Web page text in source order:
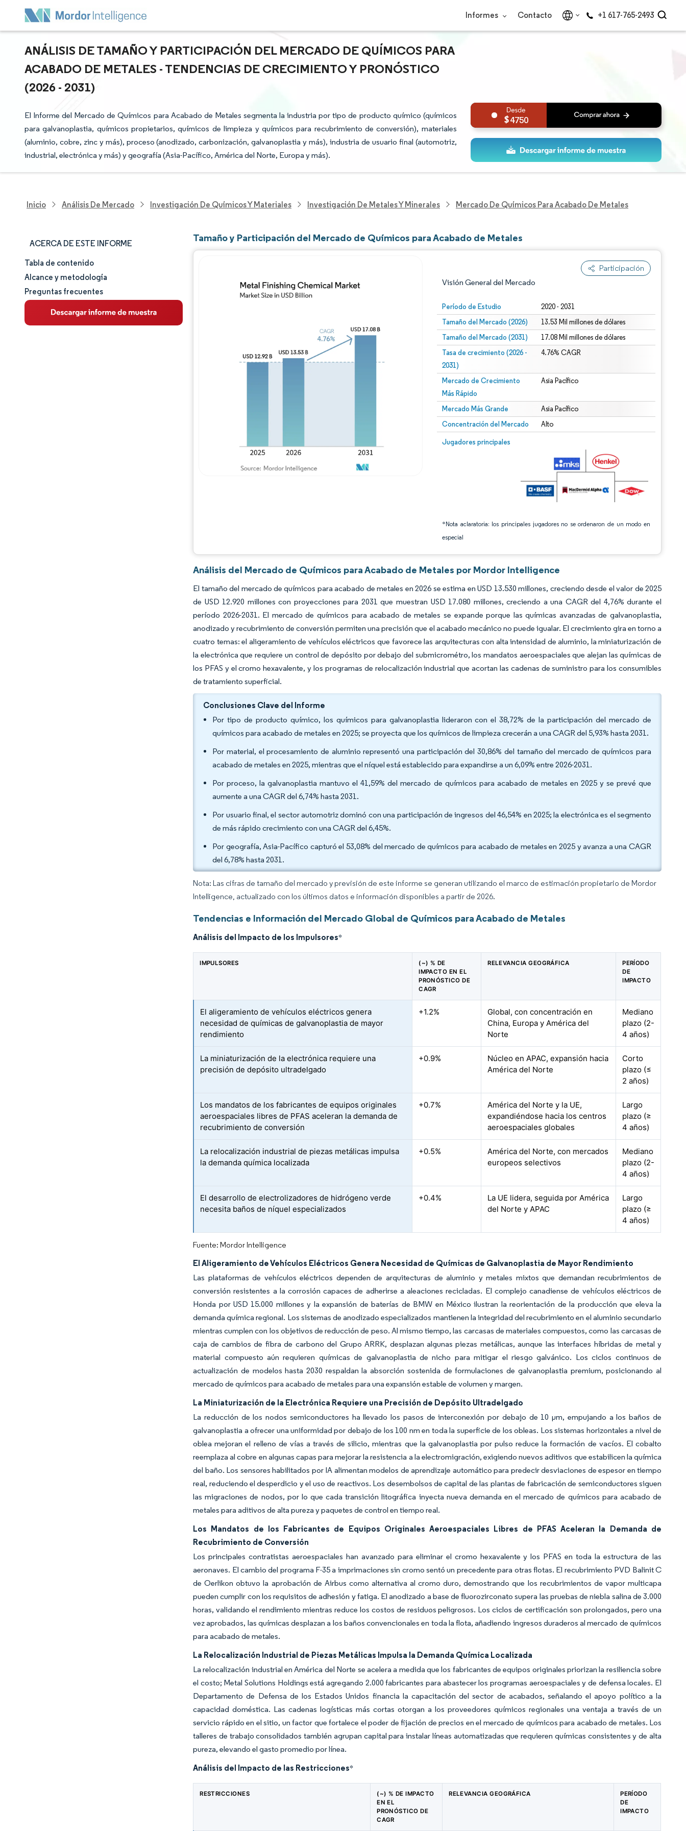
Informes Contacto +1 617-765-2493
ANÁLISIS DE TAMAÑO Y PARTICIPACIÓN DEL MERCADO DE QUÍMICOS PARA
ACABADO DE METALES - TENDENCIAS DE CRECIMIENTO Y PRONÓSTICO
(2026 - 2031)
El Informe del Mercado de Químicos para Acabado de Metales segmenta la industria por tipo de producto químico (químicos
para galvanoplastia, químicos propietarios, químicos de limpieza y químicos para recubrimiento de conversión), materiales
(aluminio, cobre, zinc y más), proceso (anodizado, carbonización, galvanoplastia y más), industria de usuario final (automotriz,
industrial, electrónica y más) y geografía (Asia-Pacífico, América del Norte, Europa y más).
4750
Inicio Análisis De Mercado Investigación De Químicos Y Materiales Investigación De Metales Y Minerales Mercado De Químicos Para Acabado De Metales
ACERCA DE ESTE INFORME
Tamaño y cuota de mercado
Análisis de mercado
Tendencias e ideas
Tabla de contenido
Alcance y metodología
Preguntas frecuentes
Tamaño y Participación del Mercado de Químicos para Acabado de Metales
Participación
Visión General del Mercado
Período de Estudio 2020 - 2031
Tamaño del Mercado (2026) 13.53 Mil millones de dólares
Tamaño del Mercado (2031) 17.08 Mil millones de dólares
Tasa de crecimiento (2026 -
2031)
4.76% CAGR
Mercado de Crecimiento
Más Rápido
Asia Pacífico
Mercado Más Grande Asia Pacífico
Concentración del Mercado Alto
Jugadores principales
*Nota aclaratoria: los principales jugadores no se ordenaron de un modo en
especial
Imagen © Mordor Intelligence. El uso requiere atribución según CC BY 4.0.
Imagen © Mordor Intelligence. El uso requiere atribución según CC BY 4.0.
Análisis del Mercado de Químicos para Acabado de Metales por Mordor Intelligence
El tamaño del mercado de químicos para acabado de metales en 2026 se estima en USD 13.530 millones, creciendo desde el valor de 2025
de USD 12.920 millones con proyecciones para 2031 que muestran USD 17.080 millones, creciendo a una CAGR del 4,76% durante el
período 2026-2031. El mercado de químicos para acabado de metales se expande porque las químicas avanzadas de galvanoplastia,
anodizado y recubrimiento de conversión permiten una precisión que el acabado mecánico no puede igualar. El crecimiento gira en torno a
cuatro temas: el aligeramiento de vehículos eléctricos que favorece las arquitecturas con alta intensidad de aluminio, la miniaturización de
la electrónica que requiere un control de depósito por debajo del submicrométro, los mandatos aeroespaciales que alejan las químicas de
los PFAS y el cromo hexavalente, y los programas de relocalización industrial que acortan las cadenas de suministro para los consumibles
de tratamiento superficial.
Conclusiones Clave del Informe
Por tipo de producto químico, los químicos para galvanoplastia lideraron con el 38,72% de la participación del mercado de
químicos para acabado de metales en 2025; se proyecta que los químicos de limpieza crecerán a una CAGR del 5,93% hasta 2031.
Por material, el procesamiento de aluminio representó una participación del 30,86% del tamaño del mercado de químicos para
acabado de metales en 2025, mientras que el níquel está establecido para expandirse a un 6,09% entre 2026-2031.
Por proceso, la galvanoplastia mantuvo el 41,59% del mercado de químicos para acabado de metales en 2025 y se prevé que
aumente a una CAGR del 6,74% hasta 2031.
Por usuario final, el sector automotriz dominó con una participación de ingresos del 46,54% en 2025; la electrónica es el segmento
de más rápido crecimiento con una CAGR del 6,45%.
Por geografía, Asia-Pacífico capturó el 53,08% del mercado de químicos para acabado de metales en 2025 y avanza a una CAGR
del 6,78% hasta 2031.
Nota: Las cifras de tamaño del mercado y previsión de este informe se generan utilizando el marco de estimación propietario de Mordor
Intelligence, actualizado con los últimos datos e información disponibles a partir de 2026.
Tendencias e Información del Mercado Global de Químicos para Acabado de Metales
Análisis del Impacto de los Impulsores*
IMPULSORES
(~) % DE
IMPACTO EN EL
PRONÓSTICO DE
CAGR
RELEVANCIA GEOGRÁFICA
PERÍODO
DE
IMPACTO
El aligeramiento de vehículos eléctricos genera
necesidad de químicas de galvanoplastia de mayor
rendimiento
+1.2%
Global, con concentración en
China, Europa y América del
Norte
Mediano
plazo (2-
4 años)
La miniaturización de la electrónica requiere una
precisión de depósito ultradelgado
+0.9%
Núcleo en APAC, expansión hacia
América del Norte
Corto
plazo (≤
2 años)
Los mandatos de los fabricantes de equipos originales
aeroespaciales libres de PFAS aceleran la demanda de
recubrimiento de conversión
+0.7%
América del Norte y la UE,
expandiéndose hacia los centros
aeroespaciales globales
Largo
plazo (≥
4 años)
La relocalización industrial de piezas metálicas impulsa
la demanda química localizada
+0.5%
América del Norte, con mercados
europeos selectivos
Mediano
plazo (2-
4 años)
El desarrollo de electrolizadores de hidrógeno verde
necesita baños de níquel especializados
+0.4%
La UE lidera, seguida por América
del Norte y APAC
Largo
plazo (≥
4 años)
Fuente: Mordor Intelligence
El Aligeramiento de Vehículos Eléctricos Genera Necesidad de Químicas de Galvanoplastia de Mayor Rendimiento
Las plataformas de vehículos eléctricos dependen de arquitecturas de aluminio y metales mixtos que demandan recubrimientos de
conversión resistentes a la corrosión capaces de adherirse a aleaciones recicladas. El complejo canadiense de vehículos eléctricos de
Honda por USD 15.000 millones y la expansión de baterías de BMW en México ilustran la reorientación de la producción que eleva la
demanda química regional. Los sistemas de anodizado especializados mantienen la integridad del recubrimiento en el aluminio secundario
mientras cumplen con los objetivos de reducción de peso. Al mismo tiempo, las carcasas de materiales compuestos, como las carcasas de
caja de cambios de fibra de carbono del Grupo ARRK, desplazan algunas piezas metálicas, aunque las interfaces híbridas de metal y
material compuesto aún requieren químicas de galvanoplastia de nicho para mitigar el riesgo galvánico. Los ciclos continuos de
actualización de modelos hasta 2030 respaldan la absorción sostenida de formulaciones de galvanoplastia premium, posicionando al
mercado de químicos para acabado de metales para una expansión estable de volumen y margen.
La Miniaturización de la Electrónica Requiere una Precisión de Depósito Ultradelgado
La reducción de los nodos semiconductores ha llevado los pasos de interconexión por debajo de 10 µm, empujando a los baños de
galvanoplastia a ofrecer una uniformidad por debajo de los 100 nm en toda la superficie de los obleas. Los sistemas horizontales a nivel de
oblea mejoran el relleno de vías a través de silicio, mientras que la galvanoplastia por pulso reduce la formación de vacíos. El cobalto
reemplaza al cobre en algunas capas para mejorar la resistencia a la electromigración, exigiendo nuevos aditivos que estabilicen la química
del baño. Los sensores habilitados por IA alimentan modelos de aprendizaje automático para predecir desviaciones de espesor en tiempo
real, reduciendo el desperdicio y el uso de reactivos. Los desembolsos de capital de las plantas de fabricación de semiconductores siguen
las migraciones de nodos, por lo que cada transición litográfica inyecta nueva demanda en el mercado de químicos para acabado de
metales para aditivos de alta pureza y paquetes de control en tiempo real.
Los Mandatos de los Fabricantes de Equipos Originales Aeroespaciales Libres de PFAS Aceleran la Demanda de
Recubrimiento de Conversión
Los principales contratistas aeroespaciales han avanzado para eliminar el cromo hexavalente y los PFAS en toda la estructura de las
aeronaves. El cambio del programa F-35 a imprimaciones sin cromo sentó un precedente para otras flotas. El recubrimiento PVD Balinit C
de Oerlikon obtuvo la aprobación de Airbus como alternativa al cromo duro, demostrando que los recubrimientos de vapor multicapa
pueden cumplir con los requisitos de adhesión y fatiga. El anodizado a base de fluorozirconato supera las pruebas de niebla salina de 3.000
horas, validando el rendimiento mientras reduce los costos de residuos peligrosos. Los ciclos de certificación son prolongados, pero una
vez aprobados, las químicas desplazan a los baños convencionales en toda la flota, añadiendo ingresos duraderos al mercado de químicos
para acabado de metales.
La Relocalización Industrial de Piezas Metálicas Impulsa la Demanda Química Localizada
La relocalización industrial en América del Norte se acelera a medida que los fabricantes de equipos originales priorizan la resiliencia sobre
el costo; Metal Solutions Holdings está agregando 2.000 fabricantes para abastecer los programas aeroespaciales y de defensa locales. El
Departamento de Defensa de los Estados Unidos financia la capacitación del sector de acabados, señalando el apoyo político a la
capacidad doméstica. Las cadenas logísticas más cortas otorgan a los proveedores químicos regionales una ventaja a través de un
servicio rápido en el sitio, un factor que fortalece el poder de fijación de precios en el mercado de químicos para acabado de metales. Los
talleres de trabajo consolidados también agrupan capital para instalar líneas automatizadas que requieren químicas consistentes y de alta
pureza, elevando el gasto promedio por línea.
Análisis del Impacto de las Restricciones*
RESTRICCIONES
(~) % DE IMPACTO
EN EL
PRONÓSTICO DE
CAGR
RELEVANCIA GEOGRÁFICA
PERÍODO
DE
IMPACTO